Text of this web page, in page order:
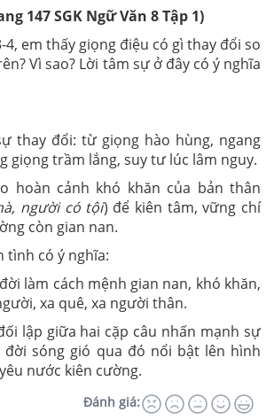
147SGK Ngữ Văn 8 Tập 1)
4, em thấy giọng điệu có gì thay đổi so
Vì sao? Lời tâm sự ở đây có ý nghĩa
thay đổi: từ giọng hào hùng, ngang
giọng trầm lắng, suy tư lúc lâm nguy.
hoàn cảnh khó khăn của bản thân
người có tội) để kiên tâm, vững chí
còn gian nan.
tình có ý nghĩa:
làm cách mệnh gian nan, khó khăn,
xa quê, xa người thân.
lập giữa hai cặp câu nhấn mạnh sự
đời sóng gió qua đó nổi bật lên hình
nước kiên cường.
Đánh giá: